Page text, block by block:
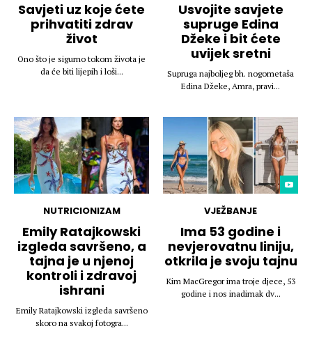
Savjeti uz koje ćete
prihvatiti zdrav
život
Ono što je sigurno tokom života je
da će biti lijepih i loši...
Usvojite savjete
supruge Edina
Džeke i bit ćete
uvijek sretni
Supruga najboljeg bh. nogometaša
Edina Džeke, Amra, pravi...
NUTRICIONIZAM
Emily Ratajkowski
izgleda savršeno, a
tajna je u njenoj
kontroli i zdravoj
ishrani
Emily Ratajkowski izgleda savršeno
skoro na svakoj fotogra...
VJEŽBANJE
Ima 53 godine i
nevjerovatnu liniju,
otkrila je svoju tajnu
Kim MacGregor ima troje djece, 53
godine i nos inadimak dv...